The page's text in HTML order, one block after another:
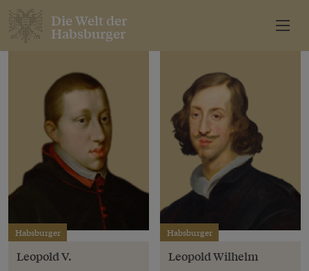
Die Welt der
Habsburger
Habsburger
Leopold V.
Habsburger
Leopold Wilhelm